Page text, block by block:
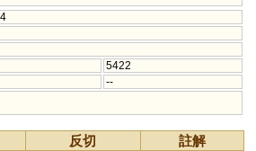
5422
--
反切
註解